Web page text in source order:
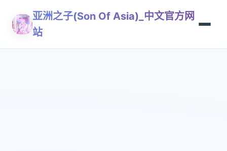
亚洲之子(Son Of Asia)_中文官方网
站